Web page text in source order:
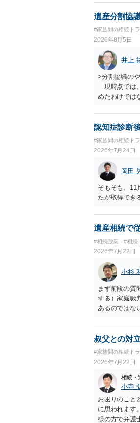
遺産分割協
#家族間の相続ト
2026年8月5日
井上
>分割協議の
現時点では
めたわけでは
りますが、 ・
益が誰にあっ
認知症診断
#家族間の相続ト
2026年7月24日
岡田
そもそも、11
たが取得でき
遺産相続で
#相続放棄 #相続
2026年7月22日
小杉
まず前段の質
する）家庭裁
あるのではな
叔父との対
#家族間の相続ト
2026年7月22日
相続・
小寺
お困りのこと
に思われます
様の方で弁護